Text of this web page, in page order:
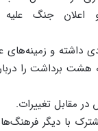
داشته و
برداشت را
مقابل تغییرات.
دیگر